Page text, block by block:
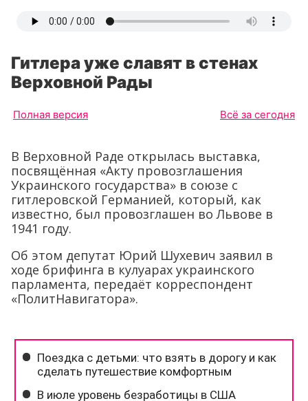
Гитлера уже славят в стенах
Верховной Рады
Полная версия Всё за сегодня
В Верховной Раде открылась выставка,
посвящённая «Акту провозглашения
Украинского государства» в союзе с
гитлеровской Германией, который, как
известно, был провозглашен во Львове в
1941 году.
Об этом депутат Юрий Шухевич заявил в
ходе брифинга в кулуарах украинского
парламента, передаёт корреспондент
«ПолитНавигатора».